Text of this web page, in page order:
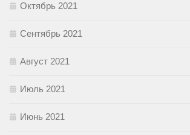
Октябрь 2021
Сентябрь 2021
Август 2021
Июль 2021
Июнь 2021